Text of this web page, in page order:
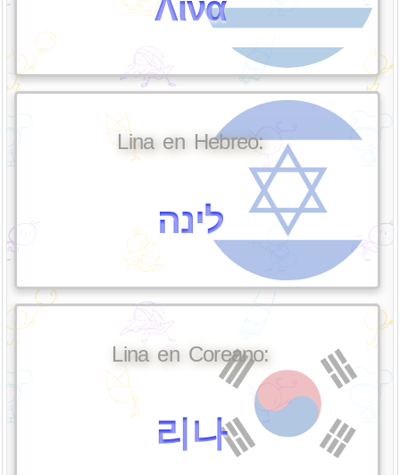
Lina en Hebreo:
לינה
Lina en Coreano:
리나